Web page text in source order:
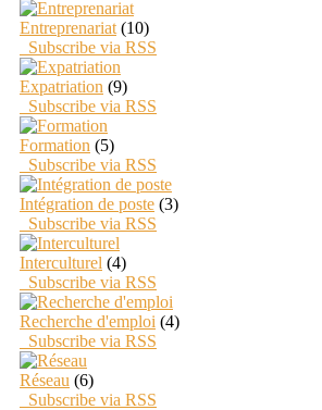
Entreprenariat (10)
Subscribe via RSS
Expatriation (9)
Subscribe via RSS
Formation (5)
Subscribe via RSS
Intégration de poste (3)
Subscribe via RSS
Interculturel (4)
Subscribe via RSS
Recherche d'emploi (4)
Subscribe via RSS
Réseau (6)
Subscribe via RSS